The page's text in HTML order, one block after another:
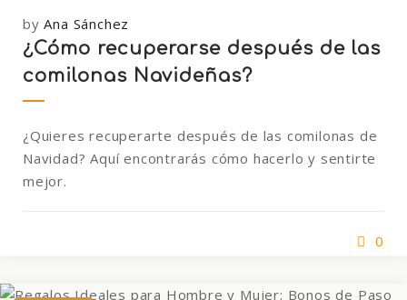
byAna Sánchez
¿Cómo recuperarse después de las
comilonas Navideñas?
¿Quieres recuperarte después de las comilonas de
Navidad? Aquí encontrarás cómo hacerlo y sentirte
mejor.
0